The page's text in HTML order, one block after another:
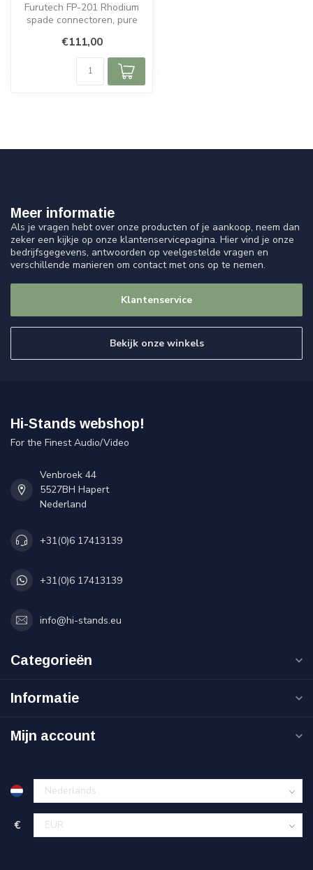
Furutech FP-201 Rhodium
spade connectoren, pure
soldeer...
€111,00
Meer informatie
Als je vragen hebt over onze producten of je aankoop, neem dan
zeker een kijkje op onze klantenservicepagina. Hier vind je onze
bedrijfsgegevens, antwoorden op veelgestelde vragen en
verschillende manieren om contact met ons op te nemen.
Klantenservice
Bekijk onze winkels
Hi-Stands webshop!
For the Finest Audio/Video
Venbroek 44
5527BH Hapert
Nederland
+31(0)6 17413139
+31(0)6 17413139
info@hi-stands.eu
Categorieën
Informatie
Mijn account
€